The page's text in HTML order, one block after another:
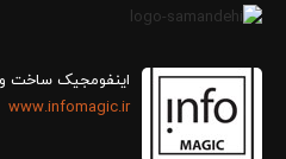
اینفومجیک ساخت
www.infomagic.ir